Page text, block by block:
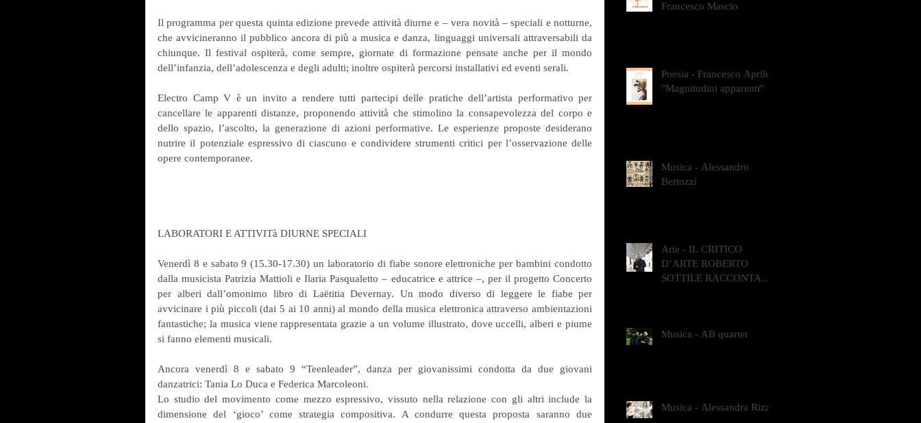
Il programma per questa quinta edizione prevede attività diurne e – vera novità – speciali e notturne,
che avvicineranno il pubblico ancora di più a musica e danza, linguaggi universali attraversabili da
chiunque. Il festival ospiterà, come sempre, giornate di formazione pensate anche per il mondo
dell’infanzia, dell’adolescenza e degli adulti; inoltre ospiterà percorsi installativi ed eventi serali.
Electro Camp V è un invito a rendere tutti partecipi delle pratiche dell’artista performativo per
cancellare le apparenti distanze, proponendo attività che stimolino la consapevolezza del corpo e
dello spazio, l’ascolto, la generazione di azioni performative. Le esperienze proposte desiderano
nutrire il potenziale espressivo di ciascuno e condividere strumenti critici per l’osservazione delle
opere contemporanee.
LABORATORI E ATTIVITà DIURNE SPECIALI
Venerdì 8 e sabato 9 (15.30-17.30) un laboratorio di fiabe sonore elettroniche per bambini condotto
dalla musicista Patrizia Mattioli e Ilaria Pasqualetto – educatrice e attrice –, per il progetto Concerto
per alberi dall’omonimo libro di Laëtitia Devernay. Un modo diverso di leggere le fiabe per
avvicinare i più piccoli (dai 5 ai 10 anni) al mondo della musica elettronica attraverso ambientazioni
fantastiche; la musica viene rappresentata grazie a un volume illustrato, dove uccelli, alberi e piume
si fanno elementi musicali.
Ancora venerdì 8 e sabato 9 “Teenleader”, danza per giovanissimi condotta da due giovani
danzatrici: Tania Lo Duca e Federica Marcoleoni.
Lo studio del movimento come mezzo espressivo, vissuto nella relazione con gli altri include la
dimensione del ‘gioco’ come strategia compositiva. A condurre questa proposta saranno due
Francesco Mascio
Poesia - Francesco Aprile -
"Magnitudini apparenti"
Musica - Alessandro
Bertozzi
Arte - IL CRITICO
D’ARTE ROBERTO
SOTTILE RACCONTA
Musica - AB quartet
Musica - Alessandra Rizzo